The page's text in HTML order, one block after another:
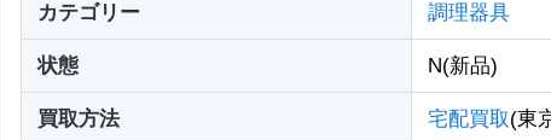
カテゴリー 調理器具
状態 N(新品)
買取方法 宅配買取(東